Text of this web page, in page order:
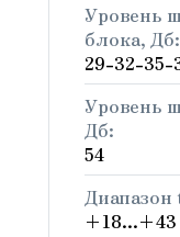
Уровень
блока, Дб:
29-32-35-
Уровень
Дб:
54
Диапазон
+18...+43